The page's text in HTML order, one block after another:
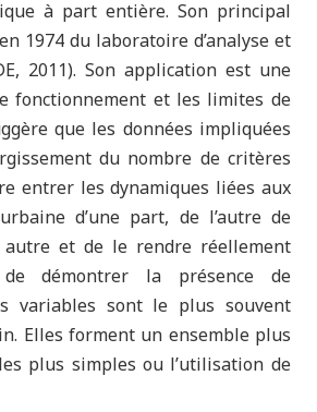
à part entière. Son principal
1974 du laboratoire d’analyse et
2011). Son application est une
fonctionnement et les limites de
que les données impliquées
du nombre de critères
entrer les dynamiques liées aux
d’une part, de l’autre de
et de le rendre réellement
démontrer la présence de
variables sont le plus souvent
Elles forment un ensemble plus
plus simples ou l’utilisation de